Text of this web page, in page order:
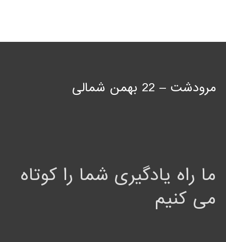
مرودشت – 22 بهمن شمالی
ما راه یادگیری شما را کوتاه
می کنیم